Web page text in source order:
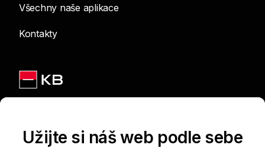
Všechny naše aplikace
Kontakty
Užijte si náš web podle sebe